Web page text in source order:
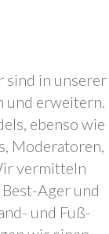
sind in unserer
und erweitern.
ebenso wie
Moderatoren,
vermitteln
Ager und
und Fuß-